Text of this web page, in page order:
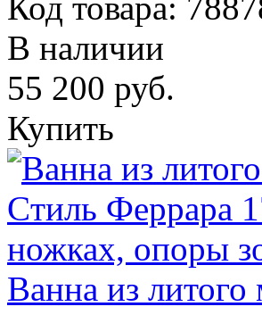
В наличии
55 200 руб.
Купить
Ванна из